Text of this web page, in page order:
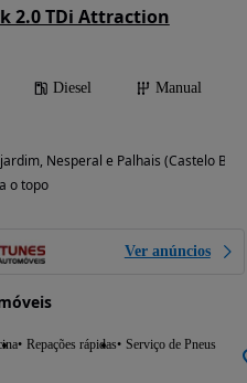
2.0 TDi Attraction
Diesel
Manual
Nesperal e Palhais (Castelo
o topo
Ver anúncios
Repações rápidas Serviço de Pneus